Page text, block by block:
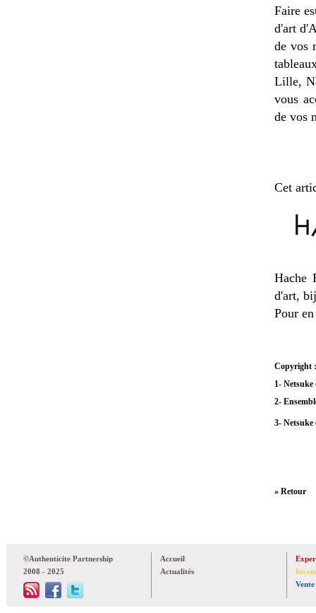
Faire
d'art
de vos
Lille,
vous
de vos
Cet
Hache
d'art,
Pour
Copyright :
1- Netsuke
2-
3- Netsuke
» Retour
©Authenticite Partnership
2008 - 2025
Accueil
Actualités
Vente